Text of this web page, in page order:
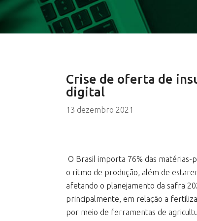
Crise de oferta de
digital
13 dezembro 2021
O Brasil importa 76% das matérias-
o ritmo de produção, além de
afetando o planejamento da safra
principalmente, em relação a
por meio de ferramentas de